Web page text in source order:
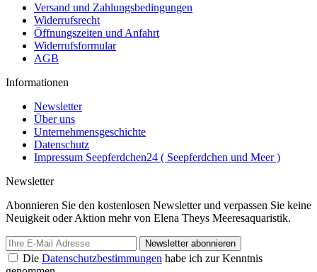
Versand und Zahlungsbedingungen
Widerrufsrecht
Öffnungszeiten und Anfahrt
Widerrufsformular
AGB
Informationen
Newsletter
Über uns
Unternehmensgeschichte
Datenschutz
Impressum Seepferdchen24 ( Seepferdchen und Meer )
Newsletter
Abonnieren Sie den kostenlosen Newsletter und verpassen Sie keine
Neuigkeit oder Aktion mehr von Elena Theys Meeresaquaristik.
Newsletter abonnieren
Die Datenschutzbestimmungen habe ich zur Kenntnis